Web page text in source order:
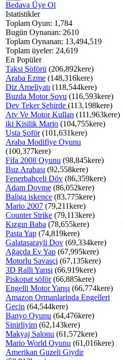
Bedava Üye Ol
Istatistikler
Toplam Oyun: 1,784
Bugün Oynanan: 2610
Toplam Oynanan: 13,494,519
Toplam üyeler: 24,619
En Popüler
Taksi Şöförü (206,892kere)
Araba Ezme (148,316kere)
Diz Ameliyatı (118,544kere)
Buzda Motor Şovu (116,593kere)
Dev Teker Şehirde (113,198kere)
Atv Ve Motor Kullan (111,963kere)
iki Kisilik Mario (104,755kere)
Usta Şoför(101,631kere)
Araba Modifiye Oyunu
(100,377kere)
Fifa 2008 Oyunu (98,845kere)
Buz Arabası (92,558kere)
Fenerbahçeli Döv (86,359kere)
Adam Dovme (86,052kere)
Baliga iskence (83,775kere)
Mario 2007 (79,211kere)
Counter Strike (79,113kere)
Kızgın Baba (78,655kere)
Pasta Yap (74,819kere)
Galatasarayli Dov (69,334kere)
Ağaçda Ev Yap (67,995kere)
Motorlu Savasçi (67,135kere)
3D Ralli Yarışı (66,919kere)
Piskopat söför(66,885kere)
Engelli Motor Yarışı (66,774kere)
Amazon Ormanlarinda Engelleri
Gecin (64,544kere)
Banyo Oyunu (64,476kere)
Sinirliyim (62,143kere)
Makyaj Salonu (61,572kere)
Mario World Oyunu (61,016kere)
Amerikan Guzeli Giydir